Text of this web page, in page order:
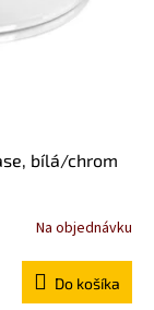
bílá/chrom
Na objednávku
Do košíka